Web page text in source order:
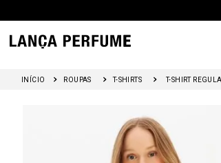
ROUPAS T-SHIRTS T-SHIRT